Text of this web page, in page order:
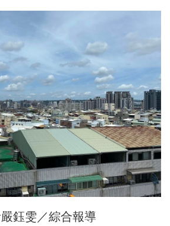
鈺雯／綜合報導